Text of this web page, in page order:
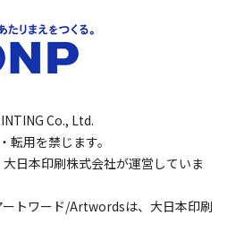
Co., Ltd.
転用を禁じます。
日本印刷株式会社が運営していま
トワード/Artwordsは、大日本印刷